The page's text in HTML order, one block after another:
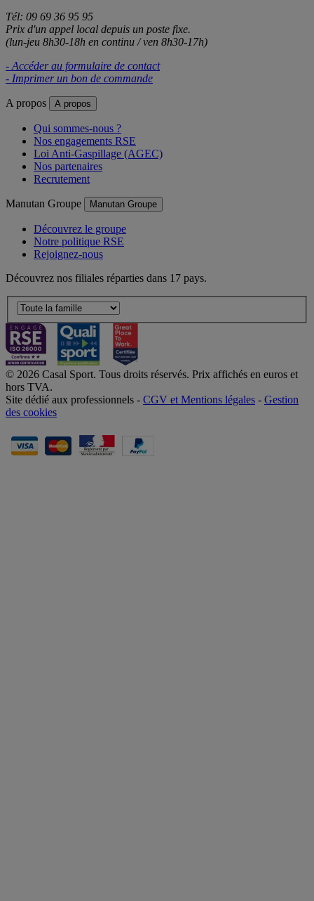
Tél: 09 69 36 95 95
Prix d'un appel local depuis un poste fixe.
(lun-jeu 8h30-18h en continu / ven 8h30-17h)
- Accéder au formulaire de contact
- Imprimer un bon de commande
A propos A propos
Qui sommes-nous ?
Nos engagements RSE
Loi Anti-Gaspillage (AGEC)
Nos partenaires
Recrutement
Manutan Groupe Manutan Groupe
Découvrez le groupe
Notre politique RSE
Rejoignez-nous
Découvrez nos filiales réparties dans 17 pays.
© 2026 Casal Sport. Tous droits réservés. Prix affichés en euros et
hors TVA.
Site dédié aux professionnels - CGV et Mentions légales - Gestion
des cookies